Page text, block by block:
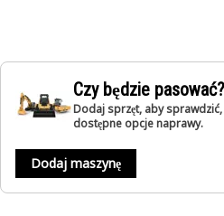
Czy będzie pasować?
Dodaj sprzęt, aby
dostępne opcje naprawy.
Dodaj maszynę